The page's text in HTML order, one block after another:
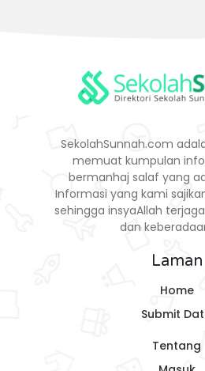
SekolahSunnah.com
memuat kumpulan
bermanhaj salaf yang
Informasi yang kami
sehingga insyaAllah
dan
Laman
Home
Submit
Tentang